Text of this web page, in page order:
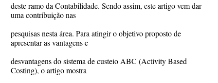
deste ramo da Contabilidade. Sendo assim, este artigo vem dar
uma contribuição nas
pesquisas nesta área. Para atingir o objetivo proposto de
apresentar as vantagens e
desvantagens do sistema de custeio ABC (Activity Based
Costing), o artigo mostra